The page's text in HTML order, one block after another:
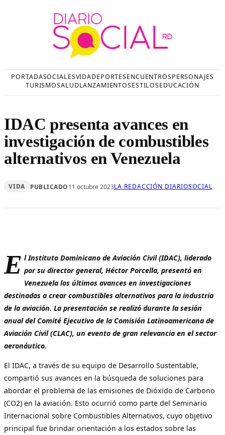
PORTADASOCIALESVIDADEPORTESENCUENTROSPERSONAJES
TURISMOSALUDLANZAMIENTOSESTILOSEDUCACIÓN
IDAC presenta avances en
investigación de combustibles
alternativos en Venezuela
VIDA PUBLICADO11 octubre 2023LA REDACCIÓN DIARIOSOCIAL
E l Instituto Dominicano de Aviación Civil (IDAC), liderado
por su director general, Héctor Porcella, presentó en
Venezuela los últimos avances en investigaciones
destinadas a crear combustibles alternativos para la industria
de la aviación. La presentación se realizó durante la sesión
anual del Comité Ejecutivo de la Comisión Latinoamericana de
Aviación Civil (CLAC), un evento de gran relevancia en el sector
aeronáutico.
El IDAC, a través de su equipo de Desarrollo Sustentable,
compartió sus avances en la búsqueda de soluciones para
abordar el problema de las emisiones de Dióxido de Carbono
(CO2) en la aviación. Esto ocurrió como parte del Seminario
Internacional sobre Combustibles Alternativos, cuyo objetivo
principal fue brindar orientación a los estados sobre las